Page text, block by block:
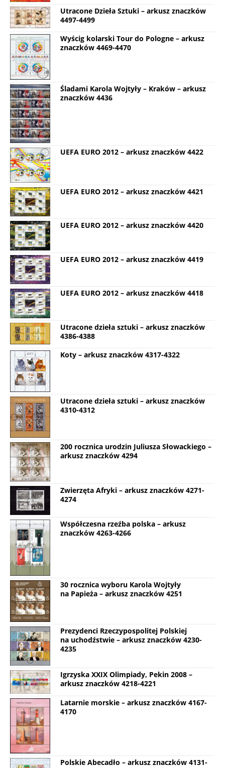
Utracone Dzieła Sztuki – arkusz znaczków
4497-4499
Wyścig kolarski Tour do Pologne – arkusz
znaczków 4469-4470
Śladami Karola Wojtyły – Kraków – arkusz
znaczków 4436
UEFA EURO 2012 – arkusz znaczków 4422
UEFA EURO 2012 – arkusz znaczków 4421
UEFA EURO 2012 – arkusz znaczków 4420
UEFA EURO 2012 – arkusz znaczków 4419
UEFA EURO 2012 – arkusz znaczków 4418
Utracone dzieła sztuki – arkusz znaczków
4386-4388
Koty – arkusz znaczków 4317-4322
Utracone dzieła sztuki – arkusz znaczków
4310-4312
200 rocznica urodzin Juliusza Słowackiego –
arkusz znaczków 4294
Zwierzęta Afryki – arkusz znaczków 4271-
4274
Współczesna rzeźba polska – arkusz
znaczków 4263-4266
30 rocznica wyboru Karola Wojtyły
na Papieża – arkusz znaczków 4251
Prezydenci Rzeczypospolitej Polskiej
na uchodźstwie – arkusz znaczków 4230-
4235
Igrzyska XXIX Olimpiady, Pekin 2008 –
arkusz znaczków 4218-4221
Latarnie morskie – arkusz znaczków 4167-
4170
Polskie Abecadło – arkusz znaczków 4131-